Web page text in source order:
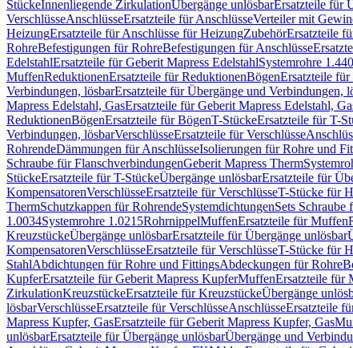
StückeInnenliegende ZirkulationÜbergänge unlösbarErsatzteile für
VerschlüsseAnschlüsseErsatzteile für AnschlüsseVerteiler mit
HeizungErsatzteile für Anschlüsse für HeizungZubehörErsatzteile
RohreBefestigungen für RohreBefestigungen für Anschlüsse
EdelstahlErsatzteile für Geberit Mapress EdelstahlSystemrohre
MuffenReduktionenErsatzteile für ReduktionenBögenErsatzteile für
Verbindungen, lösbarErsatzteile für Übergänge und Verbindungen,
Mapress Edelstahl, GasErsatzteile für Geberit Mapress Edelstahl,
ReduktionenBögenErsatzteile für BögenT-StückeErsatzteile für T-
Verbindungen, lösbarVerschlüsseErsatzteile für Verschlüsse
RohrendeDämmungen für AnschlüsseIsolierungen für Rohre und
Schraube für FlanschverbindungenGeberit Mapress Therm
StückeErsatzteile für T-StückeÜbergänge unlösbarErsatzteile für
KompensatorenVerschlüsseErsatzteile für VerschlüsseT-Stücke für
ThermSchutzkappen für RohrendeSystemdichtungenSets Schraube
1.0034Systemrohre 1.0215RohrnippelMuffenErsatzteile für Muffen
KreuzstückeÜbergänge unlösbarErsatzteile für Übergänge unlösbar
KompensatorenVerschlüsseErsatzteile für VerschlüsseT-Stücke für
StahlAbdichtungen für Rohre und FittingsAbdeckungen für Rohre
KupferErsatzteile für Geberit Mapress KupferMuffenErsatzteile für
ZirkulationKreuzstückeErsatzteile für KreuzstückeÜbergänge
lösbarVerschlüsseErsatzteile für VerschlüsseAnschlüsseErsatzteile
Mapress Kupfer, GasErsatzteile für Geberit Mapress Kupfer, Gas
unlösbarErsatzteile für Übergänge unlösbarÜbergänge und